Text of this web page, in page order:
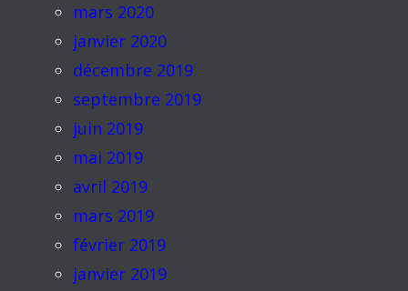
mars 2020
janvier 2020
décembre 2019
septembre 2019
juin 2019
mai 2019
avril 2019
mars 2019
février 2019
janvier 2019